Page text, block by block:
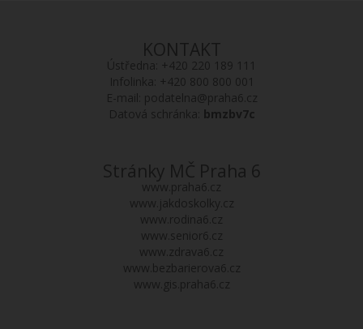
KONTAKT
Ústředna: +420 220 189 111
Infolinka: +420 800 800 001
E-mail: podatelna@praha6.cz
Datová schránka: bmzbv7c
Stránky MČ Praha 6
www.praha6.cz
www.jakdoskolky.cz
www.rodina6.cz
www.senior6.cz
www.zdrava6.cz
www.bezbarierova6.cz
www.gis.praha6.cz